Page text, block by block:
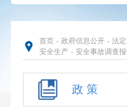
首页 - 政府信息公开 - 法
安全生产 - 安全事故调查
政 策